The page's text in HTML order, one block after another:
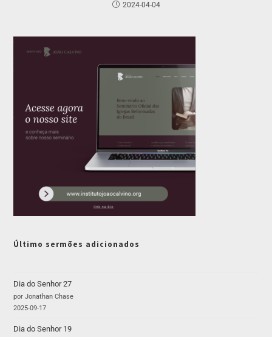
2024-04-04
Último sermões adicionados
Dia do Senhor 27
por Jonathan Chase
2025-09-17
Dia do Senhor 19